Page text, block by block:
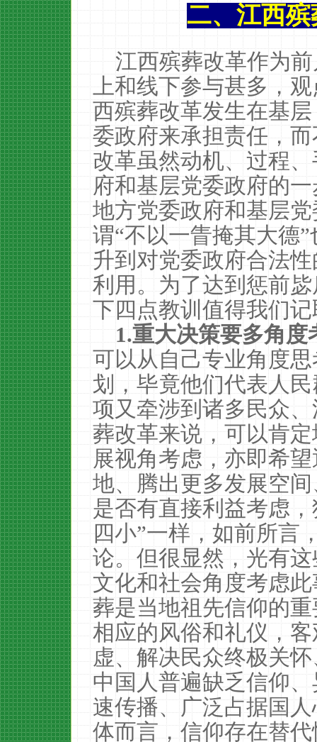
二、江西
江西殡葬改革作为
上和线下参与甚多，
西殡葬改革发生在基
委政府来承担责任，
改革虽然动机、过程
府和基层党委政府的
地方党委政府和基层
谓“不以一眚掩其大德
升到对党委政府合法
利用。为了达到惩前
下四点教训值得我们
1.重大决策要多角度
可以从自己专业角度
划，毕竟他们代表人
项又牵涉到诸多民众
葬改革来说，可以肯
展视角考虑，亦即希
地、腾出更多发展空
是否有直接利益考虑
四小”一样，如前所言
论。但很显然，光有
文化和社会角度考虑
葬是当地祖先信仰的
相应的风俗和礼仪，
虚、解决民众终极关
中国人普遍缺乏信仰
速传播、广泛占据国
体而言，信仰存在替